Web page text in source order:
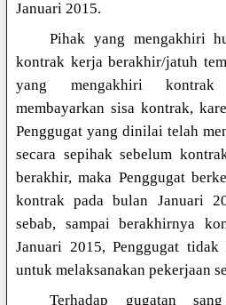
Januari 2015.
Pihak yang mengakhiri
kontrak kerja berakhir/jatuh
yang mengakhiri kontrak
membayarkan sisa kontrak,
Penggugat yang dinilai telah
secara sepihak sebelum
berakhir, maka Penggugat
kontrak pada bulan Januari
sebab, sampai berakhirnya
Januari 2015, Penggugat tidak
untuk melaksanakan pekerjaan
Terhadap gugatan